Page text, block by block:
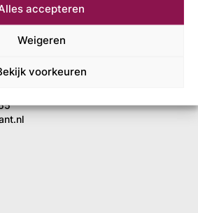
accepteren
Weigeren
voorkeuren